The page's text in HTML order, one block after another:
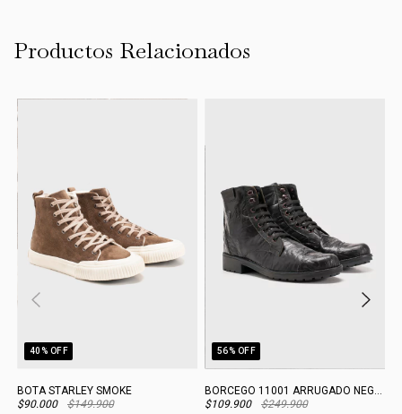
Productos Relacionados
40% OFF
BOTA STARLEY SMOKE
$90.000
$149.900
56% OFF
$109.900
$249.900